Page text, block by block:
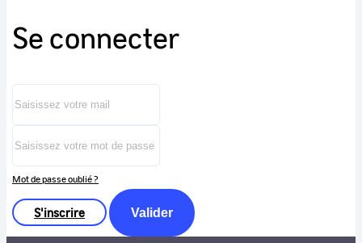
Se connecter
Mot de passe oublié ?
S'inscrire Valider